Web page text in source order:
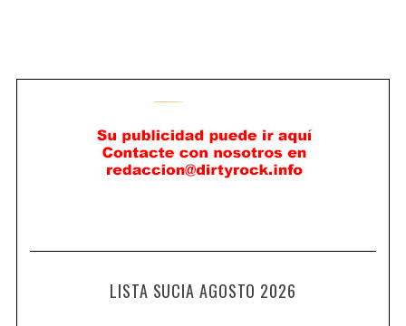
LISTA SUCIA AGOSTO 2026